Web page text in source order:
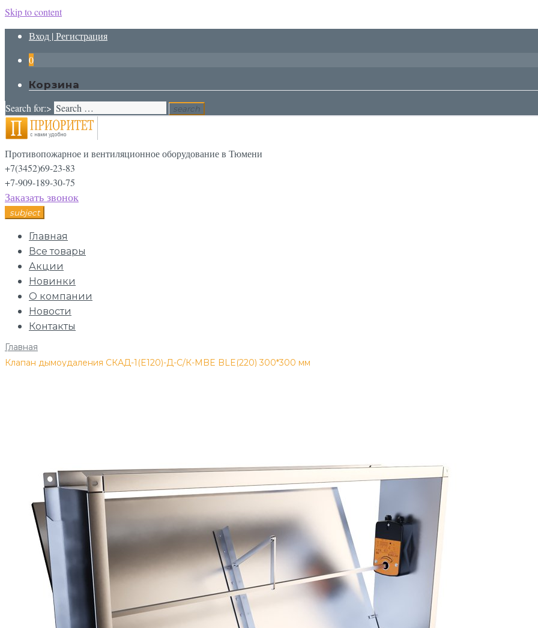
Skip to content
Вход | Регистрация
0
Корзина
Search for:> search
Противопожарное и вентиляционное оборудование в Тюмени
+7(3452)69-23-83
+7-909-189-30-75
Заказать звонок
subject
Главная
Все товары
Акции
Новинки
О компании
Новости
Контакты
Главная
/
Клапан дымоудаления СКАД-1(E120)-Д-С/К-MBE BLE(220) 300*300 мм